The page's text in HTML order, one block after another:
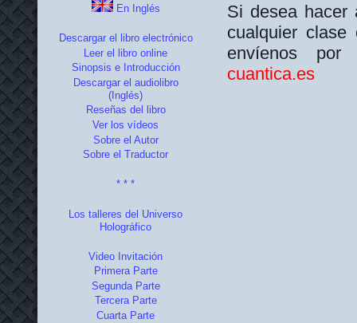
En Inglés
Descargar el libro electrónico
Leer el libro online
Sinopsis e Introducción
Descargar el audiolibro
(Inglés)
Reseñas del libro
Ver los vídeos
Sobre el Autor
Sobre el Traductor
* * *
Los talleres del Universo
Holográfico
Video Invitación
Primera Parte
Segunda Parte
Tercera Parte
Cuarta Parte
Si desea hacer
cualquier
envíenos
cuantica.es